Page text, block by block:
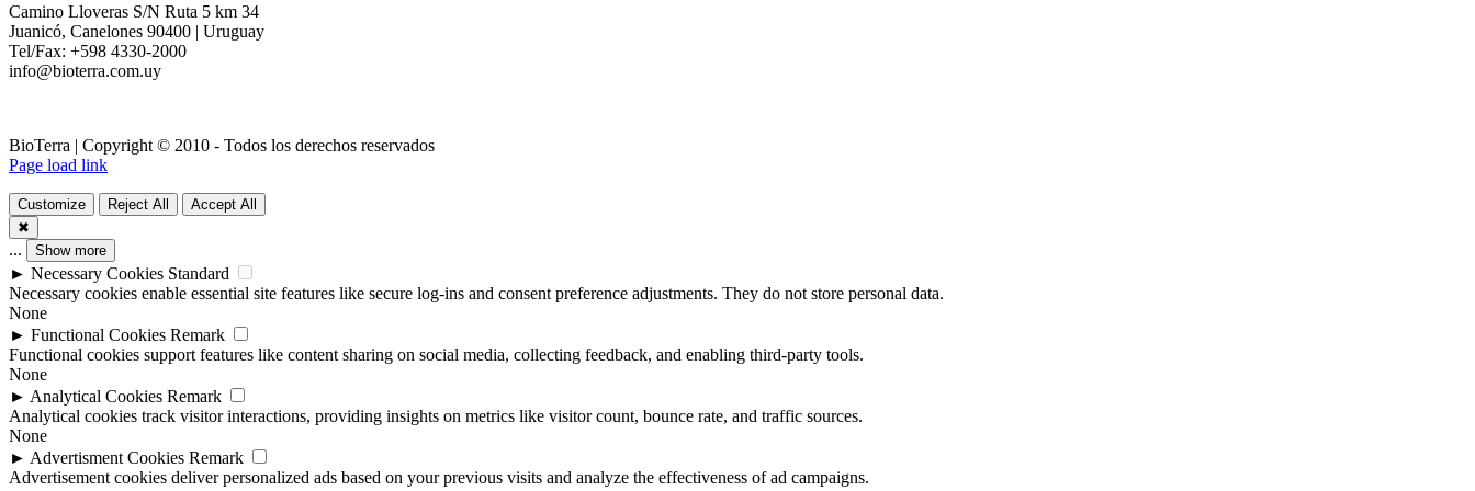
Camino Lloveras S/N Ruta 5 km 34
Juanicó, Canelones 90400 | Uruguay
Tel/Fax: +598 4330-2000
info@bioterra.com.uy
BioTerra | Copyright © 2010 - Todos los derechos reservados
Page load link
Customize Reject All
Accept All
✖
... Show more
► Necessary Cookies Standard
Necessary cookies enable essential site features like secure log-ins and consent preference adjustments. They do not store personal data.
None
► Functional Cookies Remark
Functional cookies support features like content sharing on social media, collecting feedback, and enabling third-party tools.
None
► Analytical Cookies Remark
Analytical cookies track visitor interactions, providing insights on metrics like visitor count, bounce rate, and traffic sources.
None
► Advertisment Cookies Remark
Advertisement cookies deliver personalized ads based on your previous visits and analyze the effectiveness of ad campaigns.